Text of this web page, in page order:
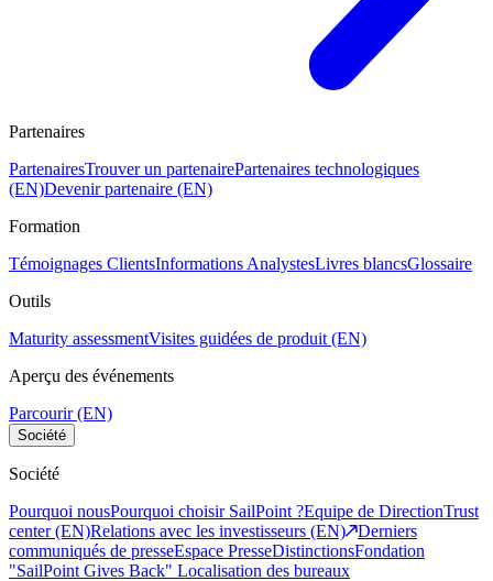
Partenaires
PartenairesTrouver un partenairePartenaires technologiques
(EN)Devenir partenaire (EN)
Formation
Témoignages ClientsInformations AnalystesLivres blancsGlossaire
Outils
Maturity assessmentVisites guidées de produit (EN)
Aperçu des événements
Parcourir (EN)
Société
Société
Pourquoi nousPourquoi choisir SailPoint ?Equipe de DirectionTrust
center (EN)Relations avec les investisseurs (EN)
Derniers
communiqués de presseEspace PresseDistinctionsFondation
"SailPoint Gives Back" Localisation des bureaux